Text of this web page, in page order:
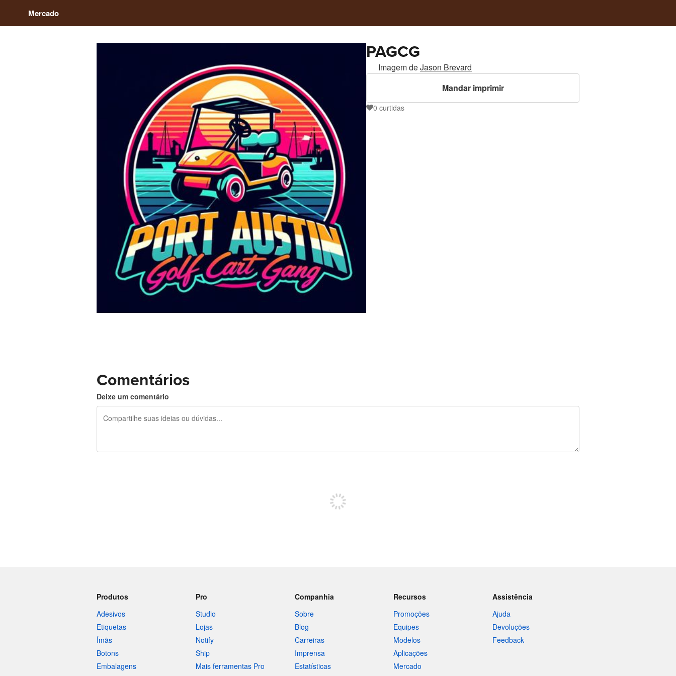
Mercado
PAGCG
Imagem deJason Brevard
Mandar imprimir
0 curtidas
Comentários
Deixe um comentário
Produtos
Adesivos
Etiquetas
Ímãs
Botons
Embalagens
Pro
Studio
Lojas
Notify
Ship
Mais ferramentas Pro
Companhia
Sobre
Blog
Carreiras
Imprensa
Estatísticas
Recursos
Promoções
Equipes
Modelos
Aplicações
Mercado
Assistência
Ajuda
Devoluções
Feedback